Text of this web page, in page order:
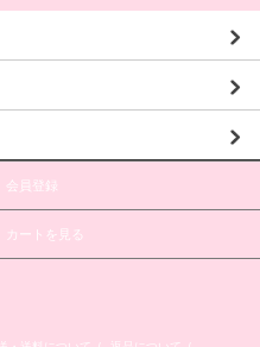
会員登録
カートを見る